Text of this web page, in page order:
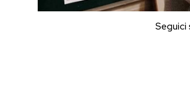
Seguici